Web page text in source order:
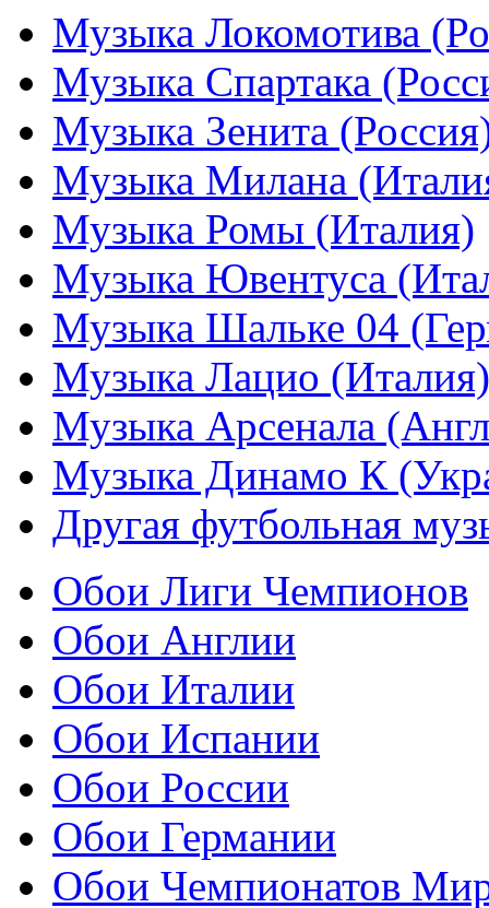
Музыка Локомотива
Музыка Спартака
Музыка Зенита
Музыка Милана
Музыка Ромы (Италия)
Музыка Ювентуса
Музыка Шальке 04
Музыка Лацио (Италия)
Музыка Арсенала
Музыка Динамо К
Другая футбольная
Обои Лиги Чемпионов
Обои Англии
Обои Италии
Обои Испании
Обои России
Обои Германии
Обои Чемпионатов